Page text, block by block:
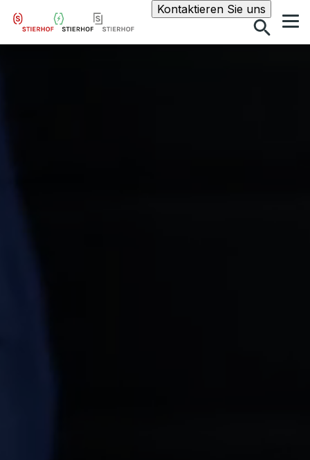
Kontaktieren Sie unsSuche